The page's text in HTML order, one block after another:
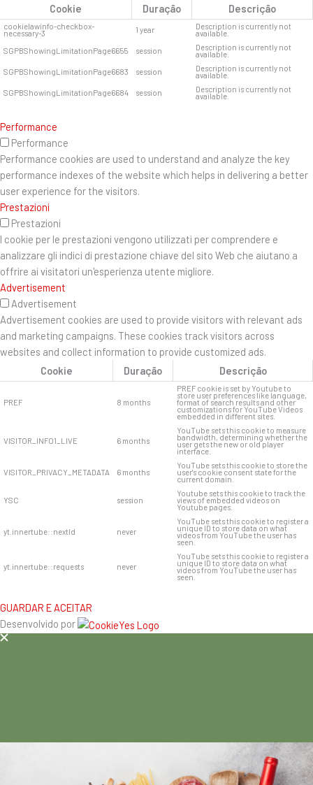
Cookie
Duração Descrição
cookielawinfo-checkbox-
necessary-3 1 year Description is currently not
available.
SGPBShowingLimitationPage6655
session Description is currently not
available.
SGPBShowingLimitationPage6683
session Description is currently not
available.
SGPBShowingLimitationPage6684
session Description is currently not
available.
Performance
Performance
Performance cookies are used to understand and analyze the key
performance indexes of the website which helps in delivering a better
user experience for the visitors.
Prestazioni
Prestazioni
I cookie per le prestazioni vengono utilizzati per comprendere e
analizzare gli indici di prestazione chiave del sito Web che aiutano a
offrire ai visitatori un'esperienza utente migliore.
Advertisement
Advertisement
Advertisement cookies are used to provide visitors with relevant ads
and marketing campaigns. These cookies track visitors across
websites and collect information to provide customized ads.
Cookie
Duração Descrição
PREF 8 months
PREF cookie is set by Youtube to
store user preferences like language,
format of search results and other
customizations for YouTube Videos
embedded in different sites.
VISITOR_INFO1_LIVE 6 months
YouTube sets this cookie to measure
bandwidth, determining whether the
user gets the new or old player
interface.
VISITOR_PRIVACY_METADATA 6 months
YouTube sets this cookie to store the
user's cookie consent state for the
current domain.
YSC session
Youtube sets this cookie to track the
views of embedded videos on
Youtube pages.
yt.innertube::nextId never
YouTube sets this cookie to register a
unique ID to store data on what
videos from YouTube the user has
seen.
yt.innertube::requests never
YouTube sets this cookie to register a
unique ID to store data on what
videos from YouTube the user has
seen.
GUARDAR E ACEITAR
Desenvolvido por